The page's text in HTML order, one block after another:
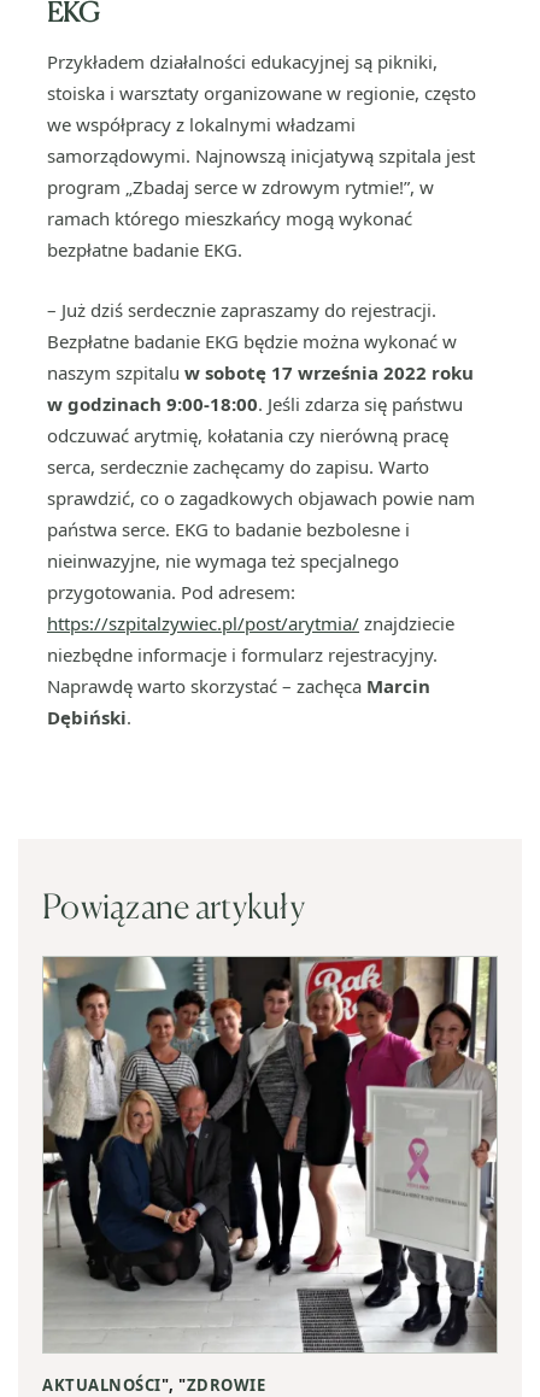
EKG
Przykładem działalności edukacyjnej są pikniki,
stoiska i warsztaty organizowane w regionie, często
we współpracy z lokalnymi władzami
samorządowymi. Najnowszą inicjatywą szpitala jest
program „Zbadaj serce w zdrowym rytmie!”, w
ramach którego mieszkańcy mogą wykonać
bezpłatne badanie EKG.
– Już dziś serdecznie zapraszamy do rejestracji.
Bezpłatne badanie EKG będzie można wykonać w
naszym szpitalu w sobotę 17 września 2022 roku
w godzinach 9:00-18:00. Jeśli zdarza się państwu
odczuwać arytmię, kołatania czy nierówną pracę
serca, serdecznie zachęcamy do zapisu. Warto
sprawdzić, co o zagadkowych objawach powie nam
państwa serce. EKG to badanie bezbolesne i
nieinwazyjne, nie wymaga też specjalnego
przygotowania. Pod adresem:
https://szpitalzywiec.pl/post/arytmia/ znajdziecie
niezbędne informacje i formularz rejestracyjny.
Naprawdę warto skorzystać – zachęca Marcin
Dębiński.
Powiązane artykuły
AKTUALNOŚCI", "ZDROWIE